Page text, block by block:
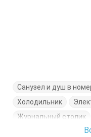
Санузел и душ в
Холодильник
Журнальный столик
Кровати